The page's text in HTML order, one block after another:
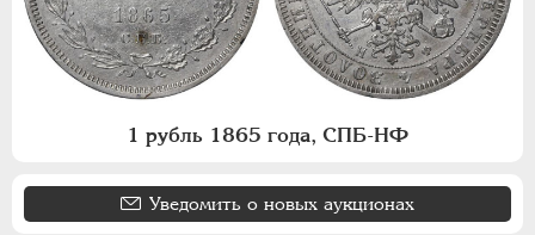
1 рубль 1865 года, СПБ-НФ
Уведомить о новых аукционах